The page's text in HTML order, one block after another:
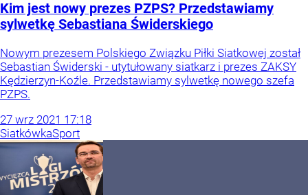
Kim jest nowy prezes PZPS? Przedstawiamy
sylwetkę Sebastiana Świderskiego
Nowym prezesem Polskiego Związku Piłki Siatkowej został
Sebastian Świderski - utytułowany siatkarz i prezes ZAKSY
Kędzierzyn-Koźle. Przedstawiamy sylwetkę nowego szefa
PZPS.
27 wrz 2021 17:18
SiatkówkaSport